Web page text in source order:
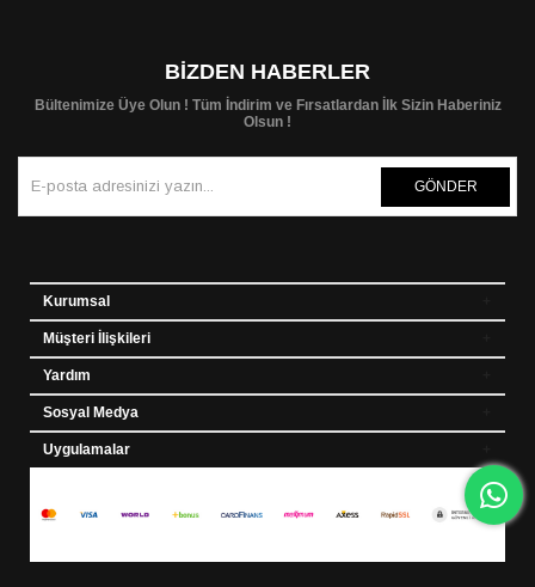
BIZDEN HABERLER
Bültenimize Üye Olun ! Tüm İndirim ve Fırsatlardan İlk Sizin Haberiniz
Olsun !
GÖNDER
Kurumsal
Müşteri İlişkileri
Yardım
Sosyal Medya
Uygulamalar